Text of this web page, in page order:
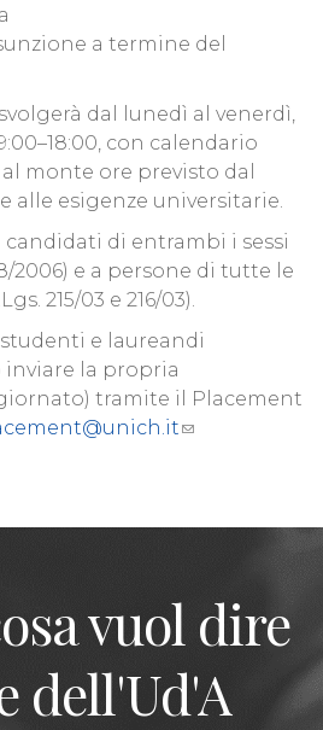
a termine del
dal lunedì al venerdì,
con calendario
monte ore previsto dal
alle esigenze universitarie.
candidati di entrambi i sessi
2006) e a persone di tutte le
215/03 e 216/03).
e laureandi
la propria
tramite il Placement
vuol dire
dell'Ud'A